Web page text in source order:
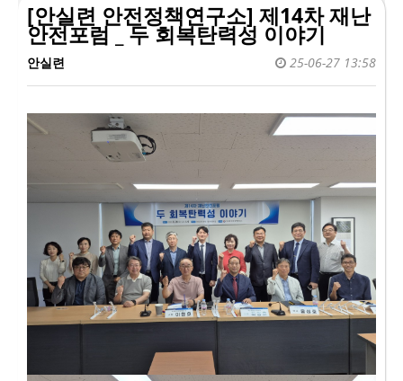
[안실련 안전정책연구소] 제14차 재난
안전포럼 _ 두 회복탄력성 이야기
안실련 25-06-27 13:58